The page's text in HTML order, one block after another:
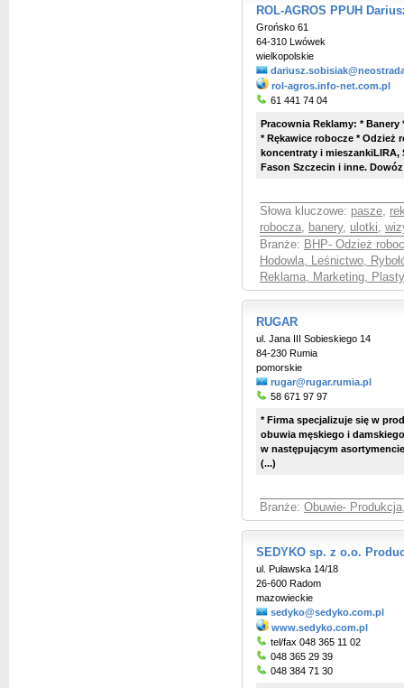
ROL-AGROS PPUH
Grońsko 61
64-310 Lwówek
wielkopolskie
rol-agros.info-net.com.pl
61 441 74 04
Pracownia Reklamy: *
* Rękawice robocze * Odzież
koncentraty i mieszankiLIRA,
Fason Szczecin i inne.
Słowa kluczowe: pasze,
robocza, banery, ulotki,
Branże: BHP- Odzież
Hodowla, Leśnictwo,
Reklama, Marketing,
RUGAR
ul. Jana III Sobieskiego 14
84-230 Rumia
pomorskie
rugar@rugar.rumia.pl
58 671 97 97
* Firma specjalizuje się w
obuwia męskiego i
w następującym
(...)
Branże: Obuwie-
SEDYKO sp. z o.o.
ul. Puławska 14/18
26-600 Radom
mazowieckie
sedyko@sedyko.com.pl
www.sedyko.com.pl
tel/fax 048 365 11 02
048 365 29 39
048 384 71 30